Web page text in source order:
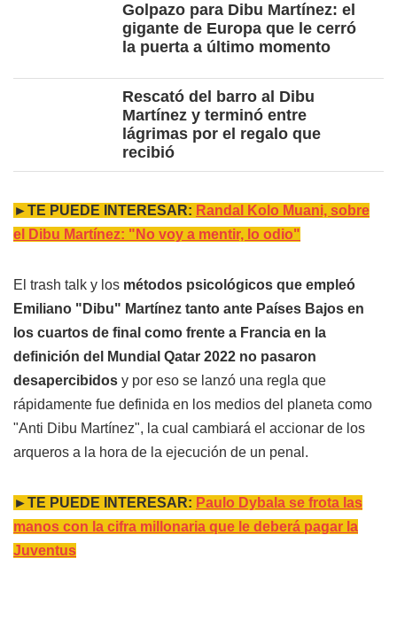
Golpazo para Dibu Martínez: el
gigante de Europa que le cerró
la puerta a último momento
Rescató del barro al Dibu
Martínez y terminó entre
lágrimas por el regalo que
recibió
►TE PUEDE INTERESAR: Randal Kolo Muani, sobre
el Dibu Martínez: "No voy a mentir, lo odio"
El trash talk y los métodos psicológicos que empleó
Emiliano "Dibu" Martínez tanto ante Países Bajos en
los cuartos de final como frente a Francia en la
definición del Mundial Qatar 2022 no pasaron
desapercibidos y por eso se lanzó una regla que
rápidamente fue definida en los medios del planeta como
"Anti Dibu Martínez", la cual cambiará el accionar de los
arqueros a la hora de la ejecución de un penal.
►TE PUEDE INTERESAR: Paulo Dybala se frota las
manos con la cifra millonaria que le deberá pagar la
Juventus